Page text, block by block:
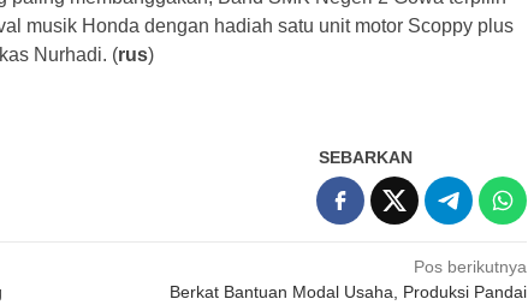
musik Honda dengan hadiah satu unit motor Scoppy plus
Nurhadi. (rus)
SEBARKAN
Pos berikutnya
Berkat Bantuan Modal Usaha, Produksi Pandai